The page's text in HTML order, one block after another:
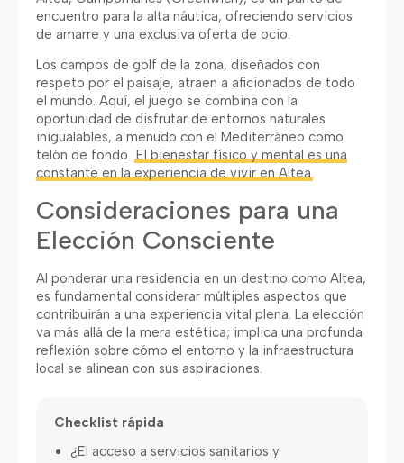
encuentro para la alta náutica, ofreciendo servicios
de amarre y una exclusiva oferta de ocio.
Los campos de golf de la zona, diseñados con
respeto por el paisaje, atraen a aficionados de todo
el mundo. Aquí, el juego se combina con la
oportunidad de disfrutar de entornos naturales
inigualables, a menudo con el Mediterráneo como
telón de fondo. El bienestar físico y mental es una
constante en la experiencia de vivir en Altea.
Consideraciones para una
Elección Consciente
Al ponderar una residencia en un destino como Altea,
es fundamental considerar múltiples aspectos que
contribuirán a una experiencia vital plena La elección
va más allá de la mera estética; implica una profunda
reflexión sobre cómo el entorno y la infraestructura
local se alinean con sus aspiraciones
Checklist rápida
¿El acceso a servicios sanitarios y